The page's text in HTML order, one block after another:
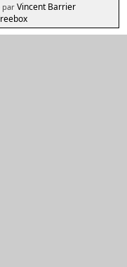
par Vincent Barrier